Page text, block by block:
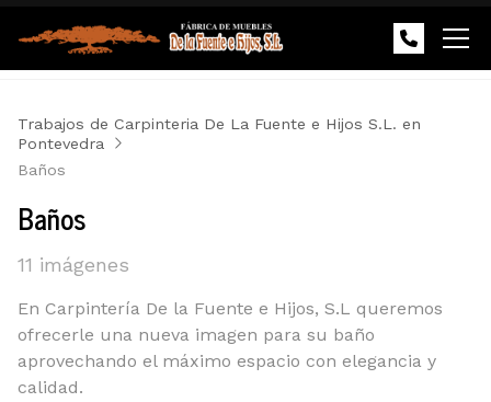
Trabajos de Carpinteria De La Fuente e Hijos S.L. en
Pontevedra
Baños
Baños
11 imágenes
En Carpintería De la Fuente e Hijos, S.L queremos
ofrecerle una nueva imagen para su baño
aprovechando el máximo espacio con elegancia y
calidad.